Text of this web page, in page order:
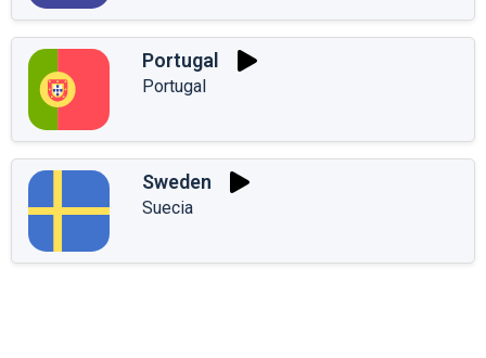
Portugal
Portugal
Sweden
Suecia